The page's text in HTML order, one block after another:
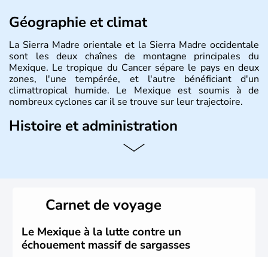
Géographie et climat
La Sierra Madre orientale et la Sierra Madre occidentale
sont les deux chaînes de montagne principales du
Mexique. Le tropique du Cancer sépare le pays en deux
zones, l'une tempérée, et l'autre bénéficiant d'un
climattropical humide. Le Mexique est soumis à de
nombreux cyclones car il se trouve sur leur trajectoire.
Histoire et administration
Bordé au Sud par le Guatemala et le Belize, le Mexique
Carnet de voyage
Le Mexique à la lutte contre un
échouement massif de sargasses